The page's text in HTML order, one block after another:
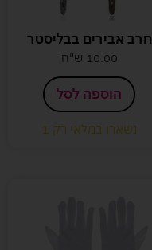
חרב אבירים בבליסטר
10.00 ש"ח
הוספה לסל
נשארו במלאי רק 1